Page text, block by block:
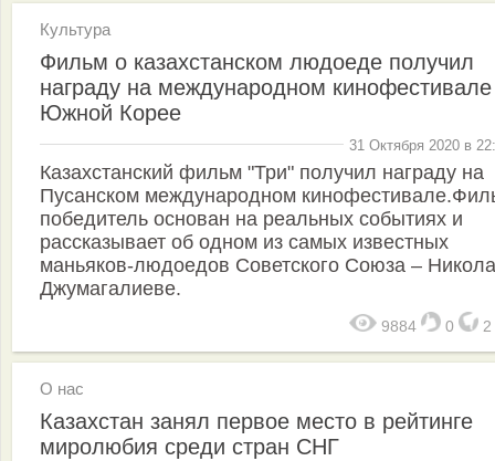
Культура
Фильм о казахстанском людоеде получил
награду на международном
Южной Корее
31 Октября 2020 в
Казахстанский фильм "Три" получил награду на
Пусанском международном
победитель основан на реальных событиях и
рассказывает об одном из самых известных
маньяков-людоедов Советского Союза –
Джумагалиеве.
9884 0 2
О нас
Казахстан занял первое место в рейтинге
миролюбия среди стран СНГ